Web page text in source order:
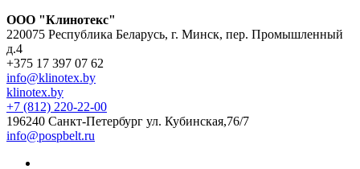
ООО "Клинотекс"
220075 Республика Беларусь, г. Минск, пер. Промышленный
д.4
+375 17 397 07 62
info@klinotex.by
klinotex.by
+7 (812) 220-22-00
196240 Санкт-Петербург ул. Кубинская,76/7
info@pospbelt.ru